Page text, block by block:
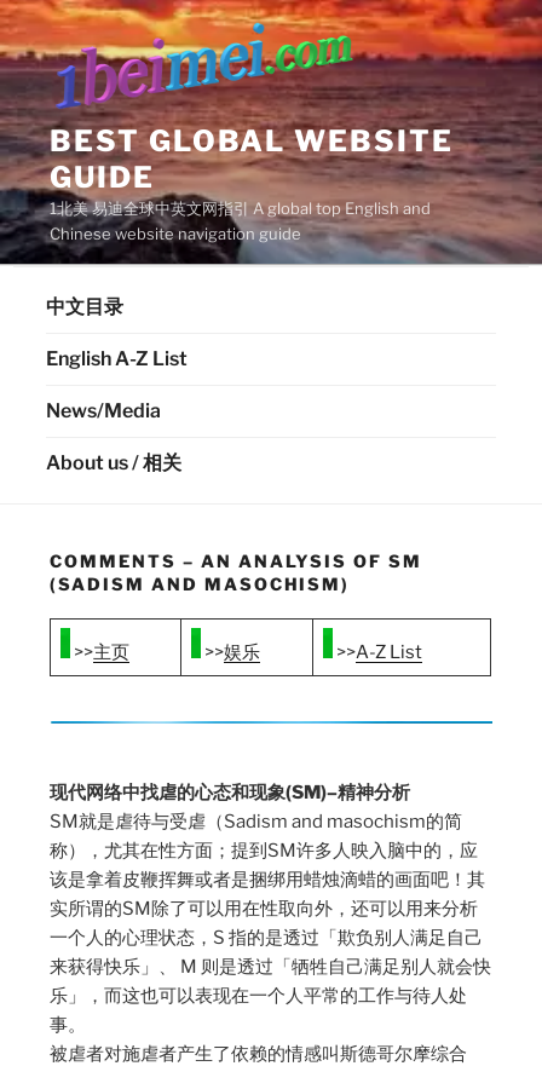
Skip
to
content
BEST GLOBAL WEBSITE
GUIDE
1北美 易迪全球中英文网指引 A global top English and
Chinese website navigation guide
中文目录
English A-Z List
News/Media
About us / 相关
COMMENTS – AN ANALYSIS OF SM
(SADISM AND MASOCHISM)
>>主页 >>娱乐 >>A-Z List
现代网络中找虐的心态和现象(SM)–精神分析
SM就是虐待与受虐（Sadism and masochism的简
称），尤其在性方面；提到SM许多人映入脑中的，应
该是拿着皮鞭挥舞或者是捆绑用蜡烛滴蜡的画面吧！其
实所谓的SM除了可以用在性取向外，还可以用来分析
一个人的心理状态，S 指的是透过「欺负别人满足自己
来获得快乐」、 M 则是透过「牺牲自己满足别人就会快
乐」，而这也可以表现在一个人平常的工作与待人处
事。
被虐者对施虐者产生了依赖的情感叫斯德哥尔摩综合